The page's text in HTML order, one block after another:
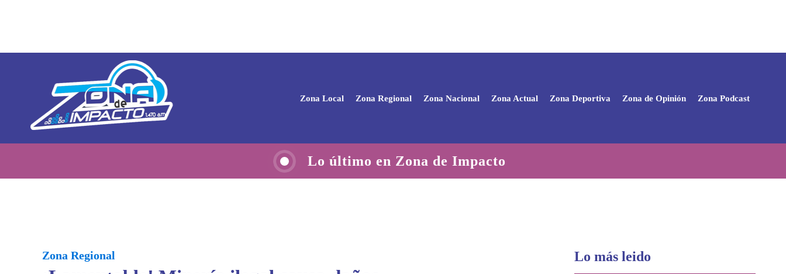
Zona Local Zona Regional Zona Nacional Zona Actual Zona Deportiva Zona de Opinión Zona Podcast
Lo último en Zona de Impacto
Zona Regional Lo más leido